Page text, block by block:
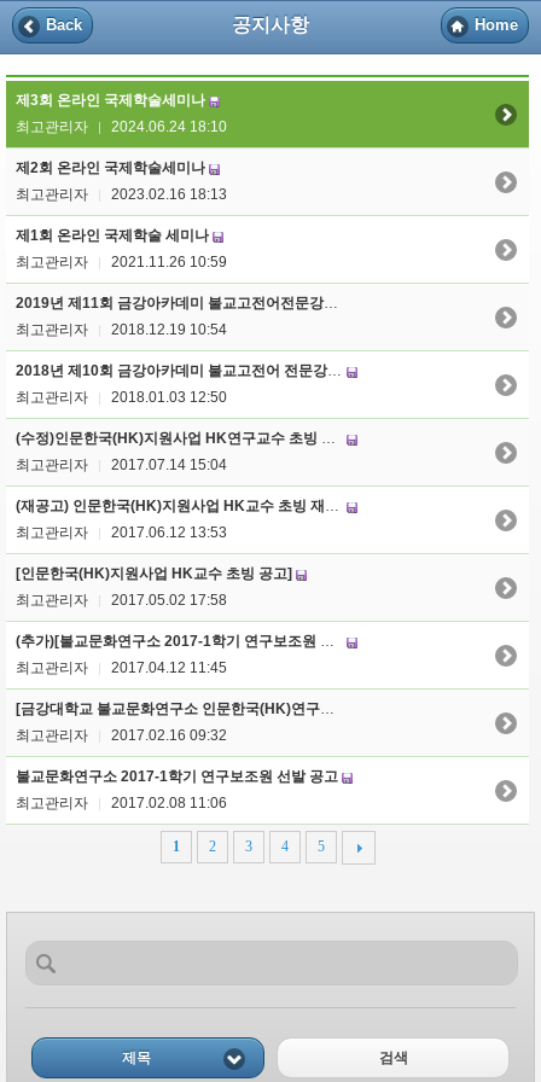
Back 공지사항 Home
제3회 온라인 국제학술세미나
최고관리자
2024.06.24 18:10
제2회 온라인 국제학술세미나
최고관리자
2023.02.16 18:13
제1회 온라인 국제학술 세미나
최고관리자
2021.11.26 10:59
2019년 제11회 금강아카데미 불교고전어전문강좌 : ‘따시델레! 티벳어’강좌 개설 안내
최고관리자
2018.12.19 10:54
2018년 제10회 금강아카데미 불교고전어 전문강좌: ‘스바가땀! 산스크리트’강좌 개설 안내
최고관리자
2018.01.03 12:50
(수정)인문한국(HK)지원사업 HK연구교수 초빙 공고
최고관리자
2017.07.14 15:04
(재공고) 인문한국(HK)지원사업 HK교수 초빙 재공고 안내
최고관리자
2017.06.12 13:53
[인문한국(HK)지원사업 HK교수 초빙 공고]
최고관리자
2017.05.02 17:58
(추가)[불교문화연구소 2017-1학기 연구보조원 선발 공고]
최고관리자
2017.04.12 11:45
[금강대학교 불교문화연구소 인문한국(HK)연구센터 2017년 시민강좌 개설 안내]
최고관리자
2017.02.16 09:32
불교문화연구소 2017-1학기 연구보조원 선발 공고
최고관리자
2017.02.08 11:06
1 2 3 4 5
제목 검색